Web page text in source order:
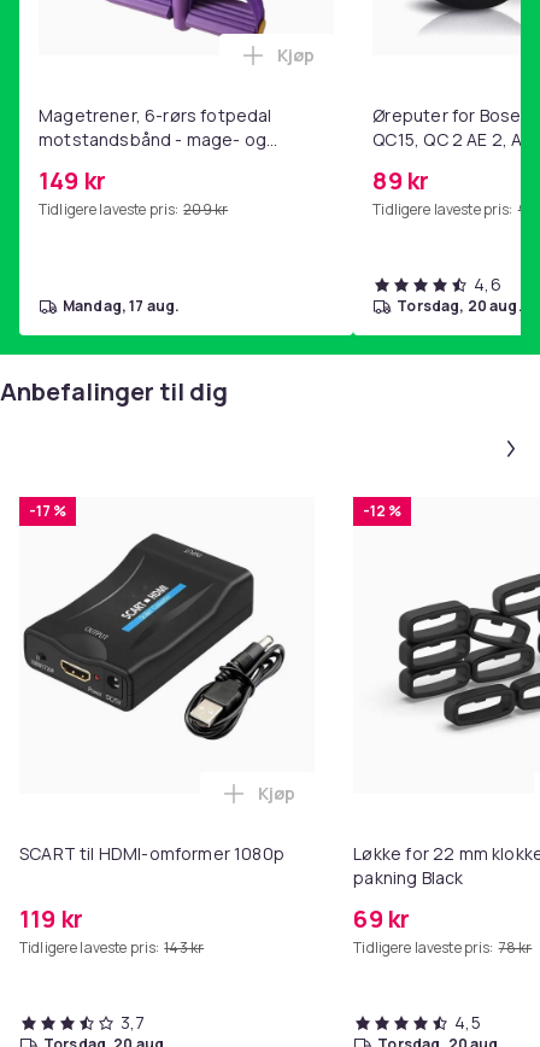
Magetrener, 6-rørs fotpedal
motstandsbånd - mage- og
hjemmegymnastikk Purple
149 kr
Tidligere laveste pris: 209 kr
Legg Magetrener, 6-rørs
Kjøp
mandag, 17 aug.
Øreputer for Bose
QC15, QC 2 AE 2, AE
89 kr
Tidligere laveste pris: 99
4,6
torsdag, 20 aug.
Anbefalinger til dig
-17 %
SCART til HDMI-omformer 1080p
119 kr
Tidligere laveste pris: 143 kr
Legg SCART til HDMI-omformer
Kjøp
3,7
-12 %
Løkke for 22 mm
pakning Black
69 kr
Tidligere laveste pris: 78 kr
4,5